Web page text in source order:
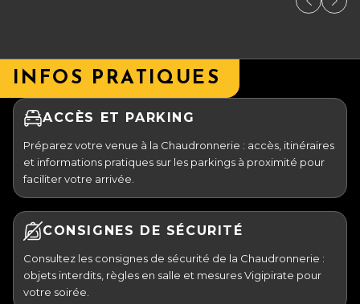
INFOS PRATIQUES
ACCÈS ET PARKING
Préparez votre venue à la Chaudronnerie : accès, itinéraires
et informations pratiques sur les parkings à proximité pour
faciliter votre arrivée.
CONSIGNES DE SÉCURITÉ
Consultez les consignes de sécurité de la Chaudronnerie :
objets interdits, règles en salle et mesures Vigipirate pour
votre soirée.